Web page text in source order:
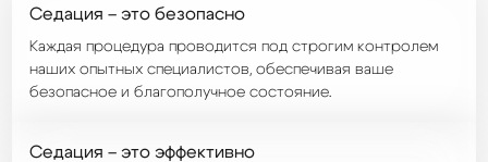
Седация – это безопасно
Каждая процедура проводится под строгим контролем
наших опытных специалистов, обеспечивая ваше
безопасное и благополучное состояние.
Седация – это эффективно